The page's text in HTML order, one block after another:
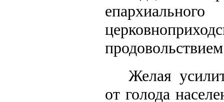
Желая
от голода